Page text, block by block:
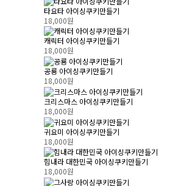
타요타 아이싱쿠키만들기
18,000원
캐릭터 아이싱쿠키만들기
18,000원
공룡 아이싱쿠키만들기
18,000원
크리스마스 아이싱쿠키만들기
18,000원
귀요미 아이싱쿠키만들기
18,000원
힘내라 대한민국 아이싱쿠키만들기
18,000원